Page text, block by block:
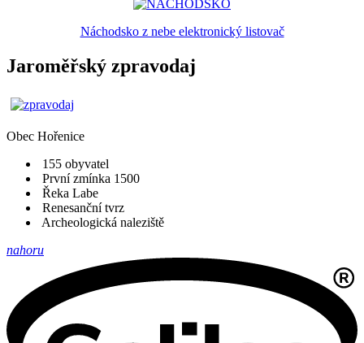
Náchodsko z nebe elektronický listovač
Jaroměřský zpravodaj
Obec Hořenice
155 obyvatel
První zmínka 1500
Řeka Labe
Renesanční tvrz
Archeologická naleziště
nahoru